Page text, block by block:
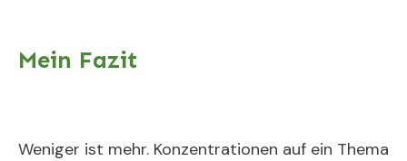
Mein Fazit
Weniger ist mehr. Konzentrationen auf ein Thema